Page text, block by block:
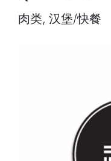
肉类, 汉堡/快餐